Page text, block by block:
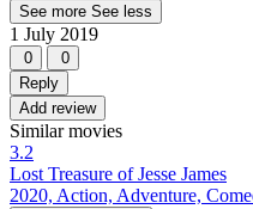
See more See less
1 July 2019
0
0
Reply
Add review
Similar movies
3.2
Lost Treasure of Jesse James
2020, Action, Adventure,